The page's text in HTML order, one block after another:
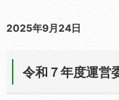
2025年9月24日
令和７年度運営